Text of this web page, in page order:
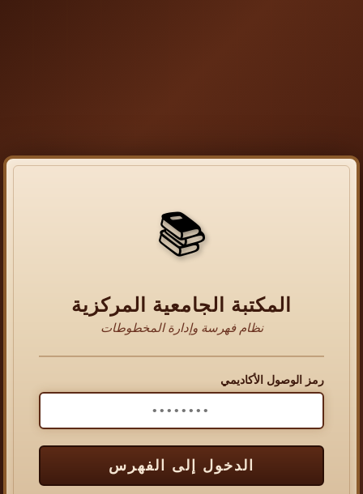
📚
المكتبة الجامعية المركزية
نظام فهرسة وإدارة المخطوطات
رمز الوصول الأكاديمي
الدخول إلى الفهرس